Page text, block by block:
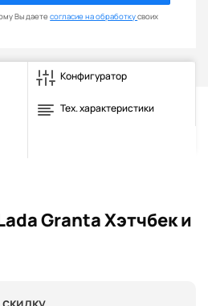
Вы даетесогласие на обработкусвоих
Конфигуратор
Тех. характеристики
Granta Хэтчбек и